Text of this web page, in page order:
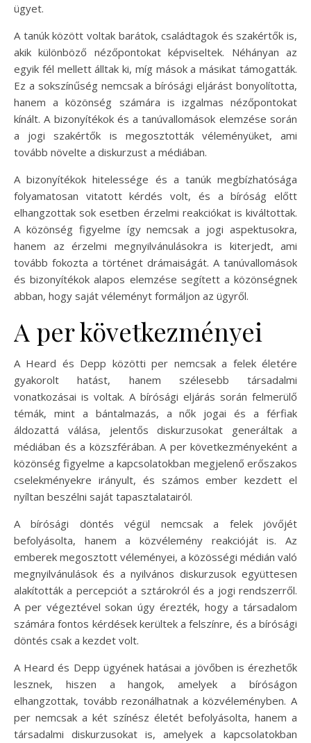
ügyet.
A tanúk között voltak barátok, családtagok és szakértők is,
akik különböző nézőpontokat képviseltek. Néhányan az
egyik fél mellett álltak ki, míg mások a másikat támogatták.
Ez a sokszínűség nemcsak a bírósági eljárást bonyolította,
hanem a közönség számára is izgalmas nézőpontokat
kínált. A bizonyítékok és a tanúvallomások elemzése során
a jogi szakértők is megosztották véleményüket, ami
tovább növelte a diskurzust a médiában.
A bizonyítékok hitelessége és a tanúk megbízhatósága
folyamatosan vitatott kérdés volt, és a bíróság előtt
elhangzottak sok esetben érzelmi reakciókat is kiváltottak.
A közönség figyelme így nemcsak a jogi aspektusokra,
hanem az érzelmi megnyilvánulásokra is kiterjedt, ami
tovább fokozta a történet drámaiságát. A tanúvallomások
és bizonyítékok alapos elemzése segített a közönségnek
abban, hogy saját véleményt formáljon az ügyről.
A per következményei
A Heard és Depp közötti per nemcsak a felek életére
gyakorolt hatást, hanem szélesebb társadalmi
vonatkozásai is voltak. A bírósági eljárás során felmerülő
témák, mint a bántalmazás, a nők jogai és a férfiak
áldozattá válása, jelentős diskurzusokat generáltak a
médiában és a közszférában. A per következményeként a
közönség figyelme a kapcsolatokban megjelenő erőszakos
cselekményekre irányult, és számos ember kezdett el
nyíltan beszélni saját tapasztalatairól.
A bírósági döntés végül nemcsak a felek jövőjét
befolyásolta, hanem a közvélemény reakcióját is. Az
emberek megosztott véleményei, a közösségi médián való
megnyilvánulások és a nyilvános diskurzusok együttesen
alakították a percepciót a sztárokról és a jogi rendszerről.
A per végeztével sokan úgy érezték, hogy a társadalom
számára fontos kérdések kerültek a felszínre, és a bírósági
döntés csak a kezdet volt.
A Heard és Depp ügyének hatásai a jövőben is érezhetők
lesznek, hiszen a hangok, amelyek a bíróságon
elhangzottak, tovább rezonálhatnak a közvéleményben. A
per nemcsak a két színész életét befolyásolta, hanem a
társadalmi diskurzusokat is, amelyek a kapcsolatokban